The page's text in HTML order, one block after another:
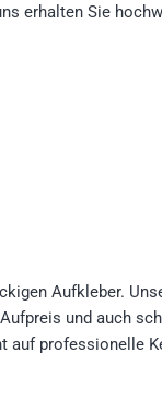
erhalten Sie
Aufkleber.
und auch
auf professionelle